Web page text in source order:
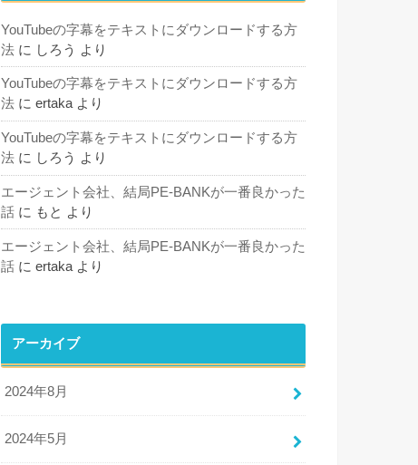
YouTubeの字幕をテキストにダウンロードする方
法 に しろう より
YouTubeの字幕をテキストにダウンロードする方
法 に ertakaより
YouTubeの字幕をテキストにダウンロードする方
法 に しろう より
エージェント会社、結局PE-BANKが一番良かった
話 に もと より
エージェント会社、結局PE-BANKが一番良かった
話 に ertaka より
アーカイブ
2024年8月
2024年5月